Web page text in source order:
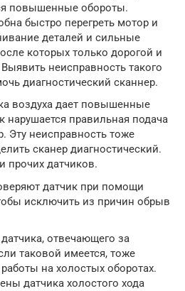
повышенные обороты.
быстро перегреть мотор и
деталей и сильные
которых только дорогой и
неисправность такого
диагностический сканнер.
воздуха дает повышенные
нарушается правильная подача
Эту неисправность тоже
сканер диагностический.
прочих датчиков.
датчик при помощи
исключить из причин обрыв
отвечающего за
таковой имеется, тоже
на холостых оборотах.
датчика холостого хода